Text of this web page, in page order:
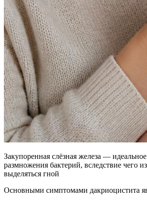
Закупоренная слёзная железа —
размножения бактерий, вследствие чего
выделяться гной
Основными симптомами дакриоцистита